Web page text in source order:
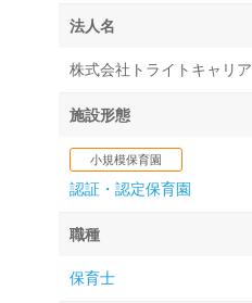
法人名
株式会社トライトキャリア
施設形態
小規模保育園
認証・認定保育園
職種
保育士